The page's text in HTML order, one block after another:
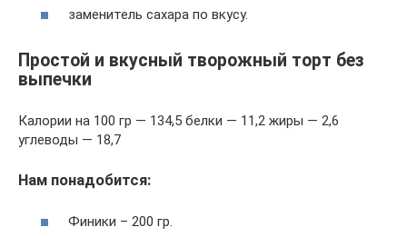
заменитель сахара по вкусу.
Простой и вкусный творожный торт без
выпечки
Калории на 100 гр — 134,5 белки — 11,2 жиры — 2,6
углеводы — 18,7
Нам понадобится:
Финики – 200 гр.